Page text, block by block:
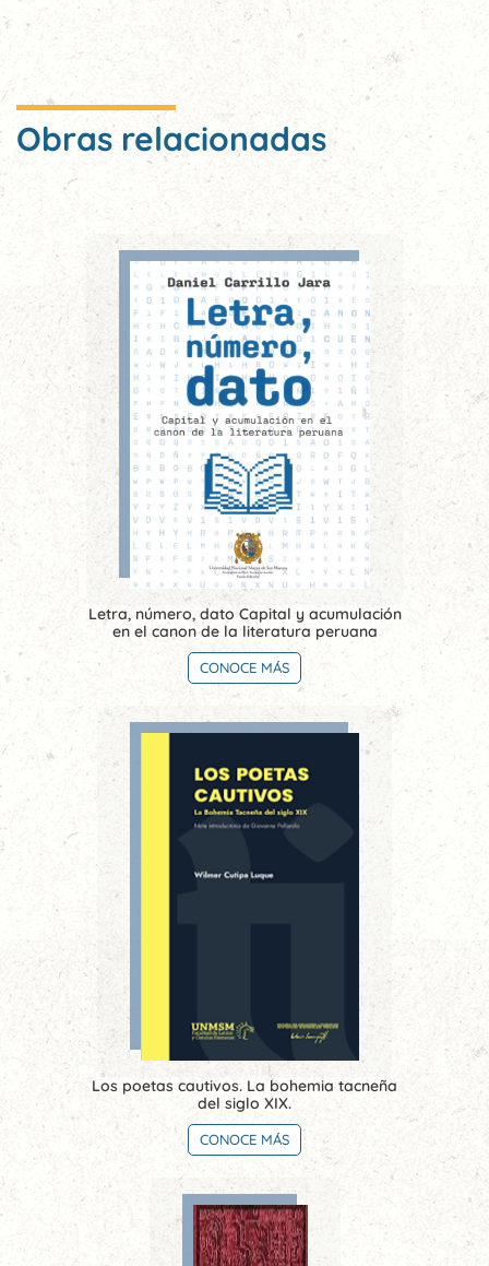
Obras relacionadas
Letra, número, dato Capital y acumulación
en el canon de la literatura peruana
CONOCE MÁS
Los poetas cautivos. La bohemia tacneña
del siglo XIX.
CONOCE MÁS